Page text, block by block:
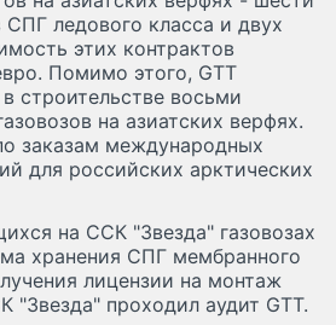
СПГ ледового класса и двух
этих контрактов
Помимо этого, GTT
строительстве восьми
на азиатских верфях.
заказам международных
для российских арктических
на ССК "Звезда" газовозах
хранения СПГ мембранного
лицензии на монтаж
проходил аудит GTT.